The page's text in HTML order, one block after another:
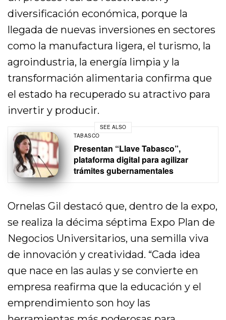
diversificación económica, porque la
llegada de nuevas inversiones en sectores
como la manufactura ligera, el turismo, la
agroindustria, la energía limpia y la
transformación alimentaria confirma que
el estado ha recuperado su atractivo para
invertir y producir.
SEE ALSO
TABASCO
Presentan “Llave Tabasco”,
plataforma digital para agilizar
trámites gubernamentales
Ornelas Gil destacó que, dentro de la expo,
se realiza la décima séptima Expo Plan de
Negocios Universitarios, una semilla viva
de innovación y creatividad. “Cada idea
que nace en las aulas y se convierte en
empresa reafirma que la educación y el
emprendimiento son hoy las